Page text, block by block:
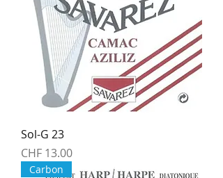
Sol-G 23
Price
CHF 13.00
Carbon